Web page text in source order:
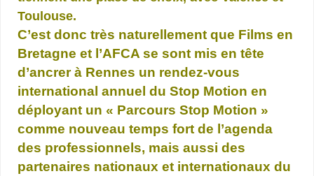
Toulouse.
C’est donc très naturellement que Films en
Bretagne et l’AFCA se sont mis en tête
d’ancrer à Rennes un rendez-vous
international annuel du Stop Motion en
déployant un « Parcours Stop Motion »
comme nouveau temps fort de l’agenda
des professionnels, mais aussi des
partenaires nationaux et internationaux du